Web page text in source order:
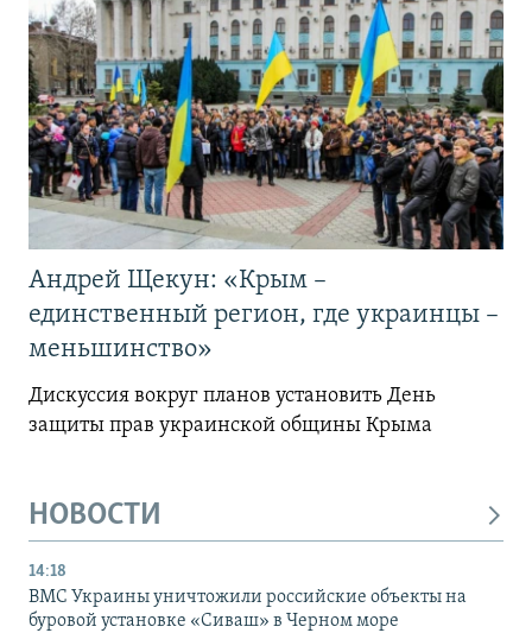
Андрей Щекун: «Крым –
единственный регион, где украинцы –
меньшинство»
Дискуссия вокруг планов установить День
защиты прав украинской общины Крыма
НОВОСТИ
14:18
ВМС Украины уничтожили российские объекты на
буровой установке «Сиваш» в Черном море